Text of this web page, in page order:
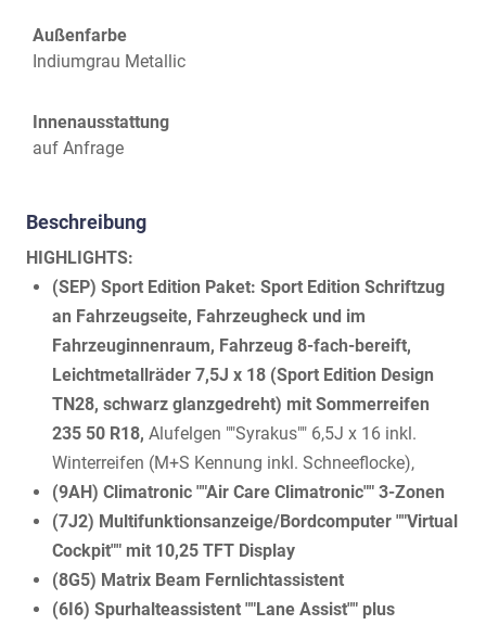
Außenfarbe
Indiumgrau Metallic
Innenausstattung
auf Anfrage
Beschreibung
HIGHLIGHTS:
(SEP) Sport Edition Paket: Sport Edition Schriftzug
an Fahrzeugseite, Fahrzeugheck und im
Fahrzeuginnenraum, Fahrzeug 8-fach-bereift,
Leichtmetallräder 7,5J x 18 (Sport Edition Design
TN28, schwarz glanzgedreht) mit Sommerreifen
235 50 R18, Alufelgen ""Syrakus"" 6,5J x 16 inkl.
Winterreifen (M+S Kennung inkl. Schneeflocke),
(9AH) Climatronic ""Air Care Climatronic"" 3-Zonen
(7J2) Multifunktionsanzeige/Bordcomputer ""Virtual
Cockpit"" mit 10,25 TFT Display
(8G5) Matrix Beam Fernlichtassistent
(6I6) Spurhalteassistent ""Lane Assist"" plus